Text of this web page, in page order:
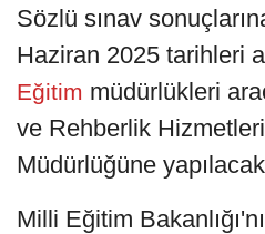
Sözlü sınav
Haziran 2025 tarihleri
Eğitim müdürlükleri
ve Rehberlik
Müdürlüğüne
Milli Eğitim